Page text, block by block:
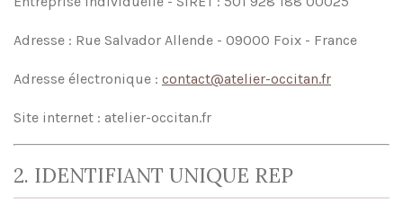
Adresse : Rue Salvador Allende - 09000 Foix - France
Adresse électronique : contact@atelier-occitan.fr
Site internet : atelier-occitan.fr
2. IDENTIFIANT UNIQUE REP